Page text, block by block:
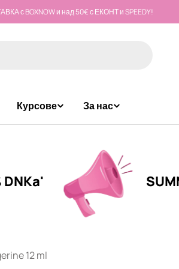
с BOXNOW и над 50€ с ЕКОНТ и SPEEDY!
Курсове За нас
SUMMER
12 ml